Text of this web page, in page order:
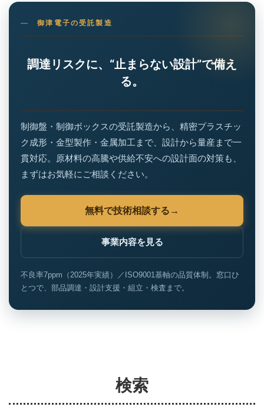
御津電子の受託製造
調達リスクに、“止まらない設計”で備え
る。
制御盤・制御ボックスの受託製造から、精密プラスチッ
ク成形・金型製作・金属加工まで、設計から量産まで一
貫対応。原材料の高騰や供給不安への設計面の対策も、
まずはお気軽にご相談ください。
無料で技術相談する
事業内容を見る
不良率7ppm（2025年実績）／ISO9001基軸の品質体制。窓口ひ
とつで、部品調達・設計支援・組立・検査まで。
検索